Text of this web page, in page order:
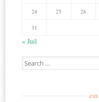
24 25 26
31
« Juil
Search
for: